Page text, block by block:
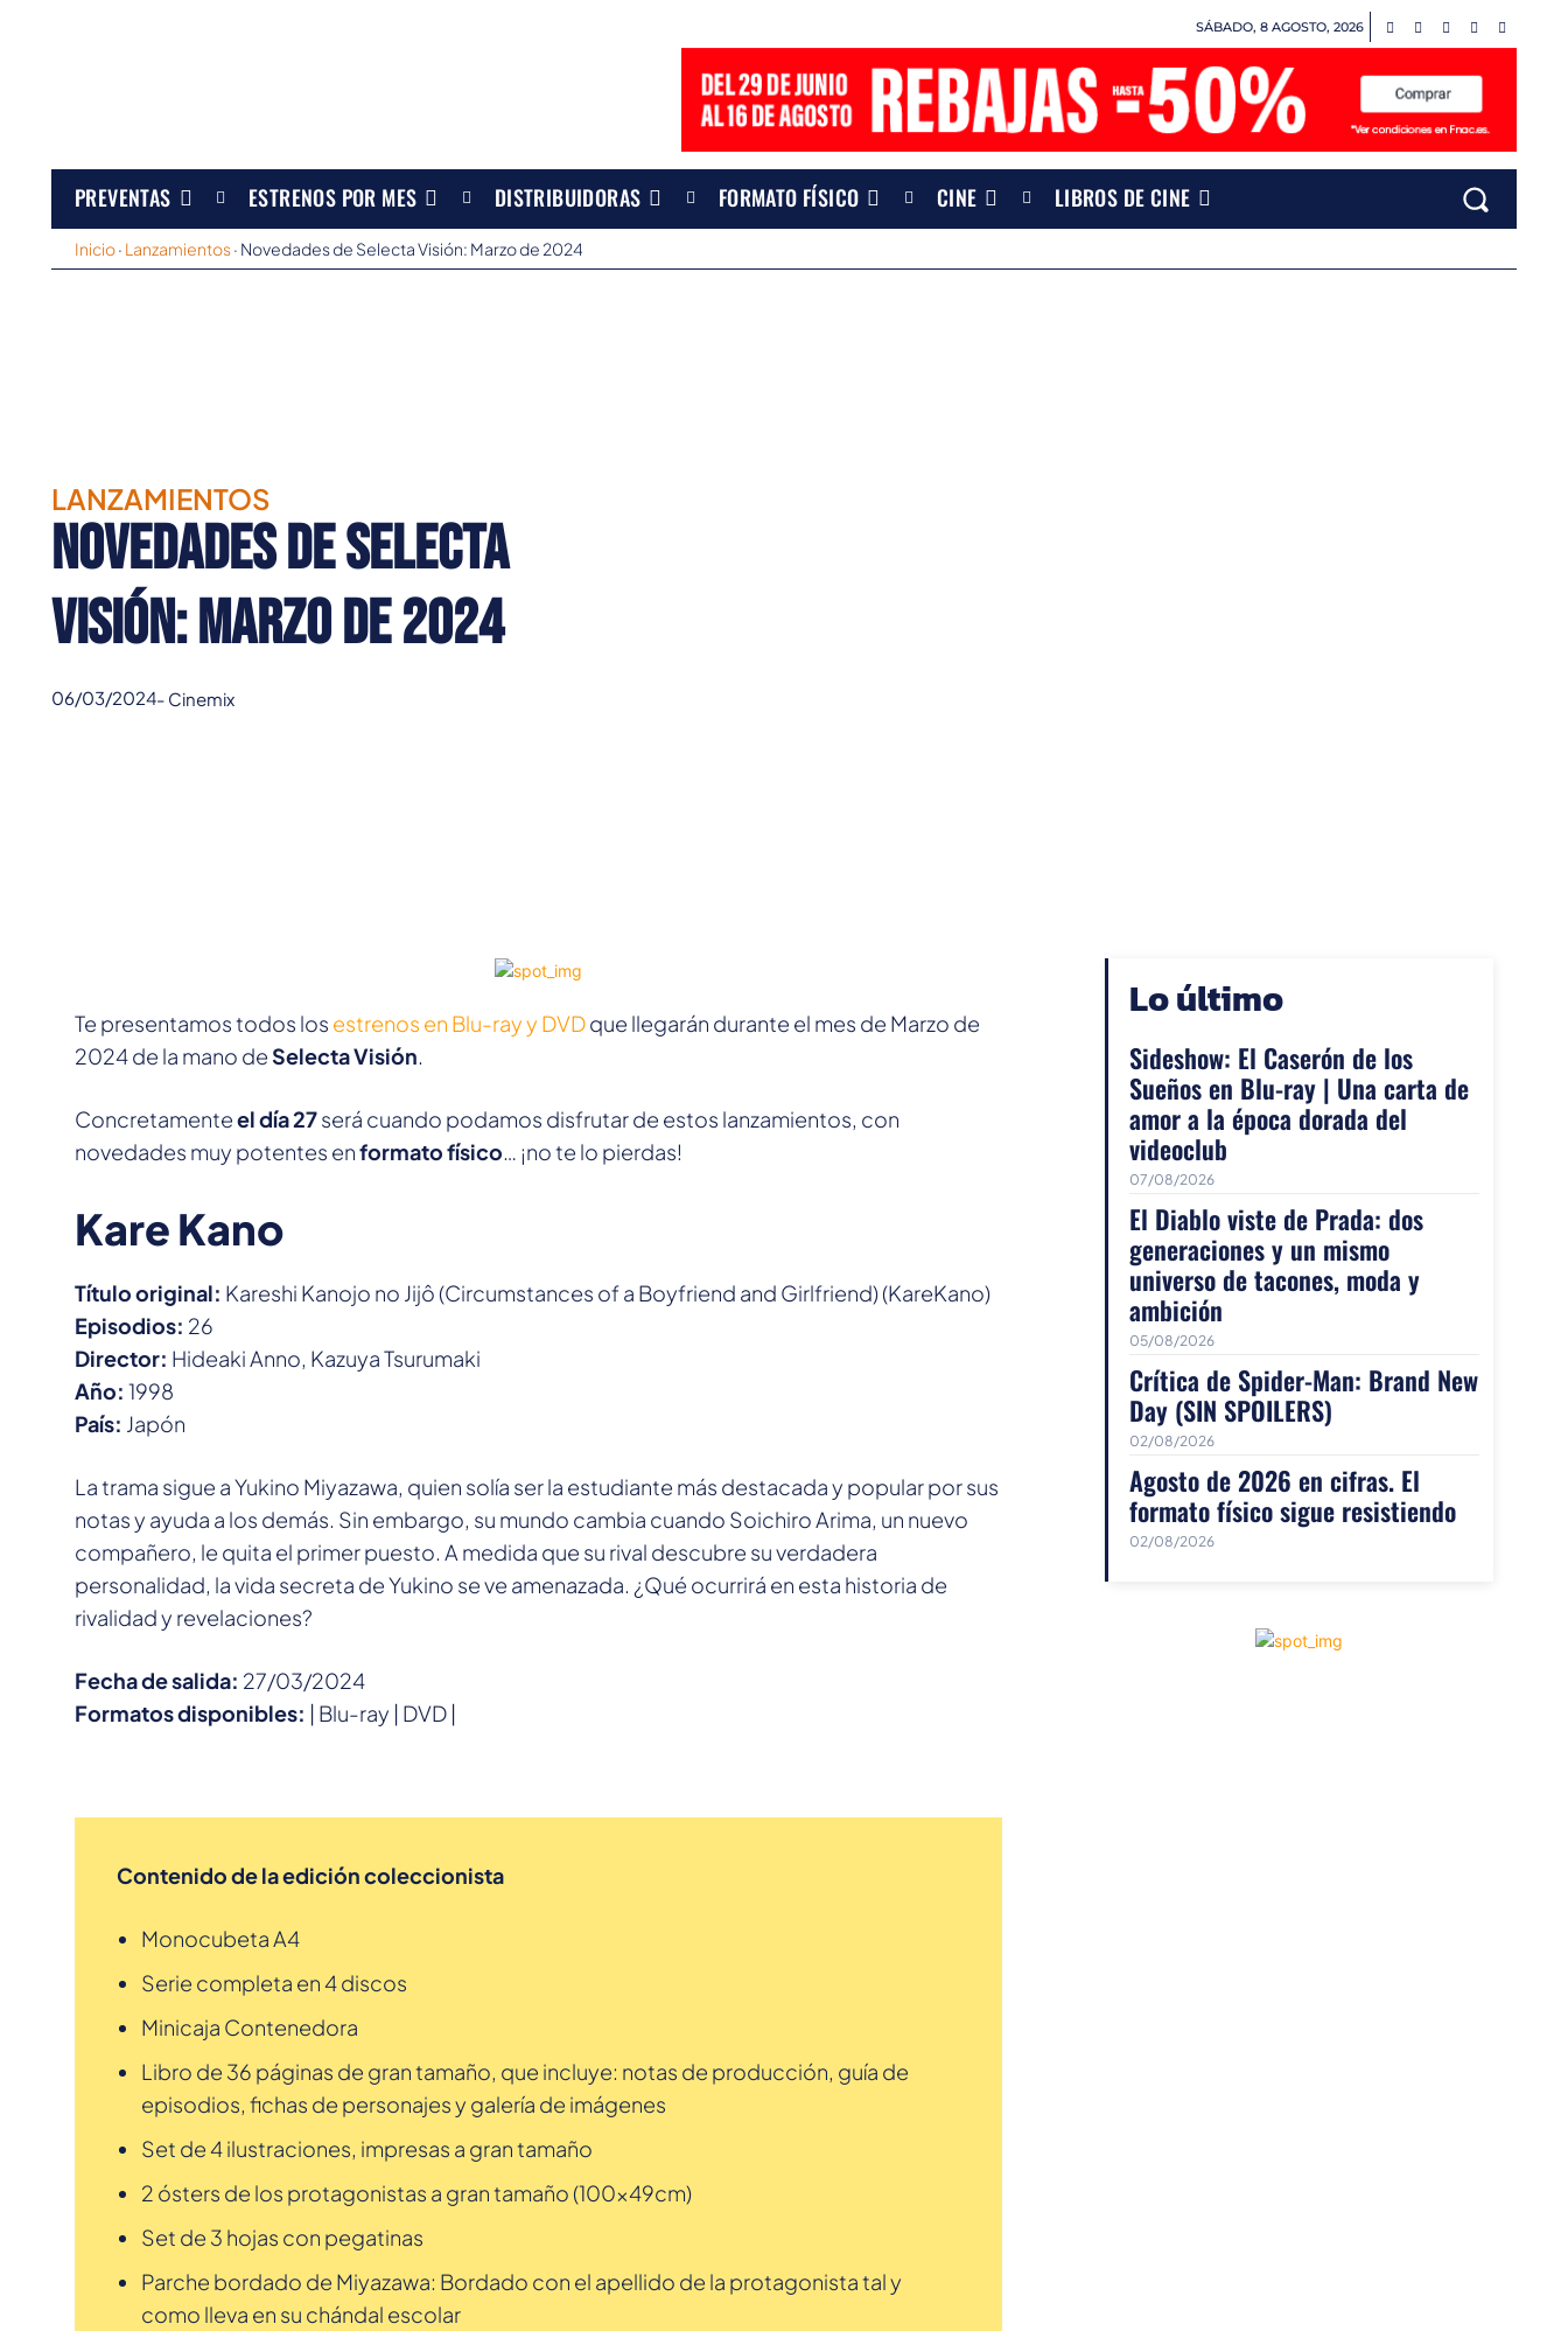
SÁBADO, 8 AGOSTO, 2026
PREVENTAS ESTRENOS POR MES DISTRIBUIDORAS FORMATO FÍSICO CINE LIBROS DE CINE
Inicio· Lanzamientos· Novedades de Selecta Visión: Marzo de 2024
LANZAMIENTOS
Novedades de Selecta
Visión: Marzo de 2024
06/03/2024- Cinemix
Te presentamos todos los estrenos en Blu-ray y DVDque llegarán durante el mes de Marzo de
2024 de la mano deSelecta Visión.
Concretamenteel día 27será cuando podamos disfrutar de estos lanzamientos, con
novedades muy potentes enformato físico… ¡no te lo pierdas!
Kare Kano
Título original: Kareshi Kanojo no Jijô (Circumstances of a Boyfriend and Girlfriend) (KareKano)
Episodios: 26
Director: Hideaki Anno, Kazuya Tsurumaki
Año: 1998
País: Japón
La trama sigue a Yukino Miyazawa, quien solía ser la estudiante más destacada y popular por sus
notas y ayuda a los demás. Sin embargo, su mundo cambia cuando Soichiro Arima, un nuevo
compañero, le quita el primer puesto. A medida que su rival descubre su verdadera
personalidad, la vida secreta de Yukino se ve amenazada. ¿Qué ocurrirá en esta historia de
rivalidad y revelaciones?
Fecha de salida: 27/03/2024
Formatos disponibles: | Blu-ray | DVD |
Contenido de la edición coleccionista
Monocubeta A4
Serie completa en 4 discos
Minicaja Contenedora
Libro de 36 páginas de gran tamaño, que incluye: notas de producción, guía de
episodios, fichas de personajes y galería de imágenes
Set de 4 ilustraciones, impresas a gran tamaño
2 ósters de los protagonistas a gran tamaño (100x49cm)
Set de 3 hojas con pegatinas
Parche bordado de Miyazawa: Bordado con el apellido de la protagonista tal y
como lleva en su chándal escolar
Lo último
Sideshow: El Caserón de los
Sueños en Blu-ray | Una carta de
amor a la época dorada del
videoclub
07/08/2026
El Diablo viste de Prada: dos
generaciones y un mismo
universo de tacones, moda y
ambición
05/08/2026
Crítica de Spider-Man: Brand New
Day (SIN SPOILERS)
02/08/2026
Agosto de 2026 en cifras. El
formato físico sigue resistiendo
02/08/2026